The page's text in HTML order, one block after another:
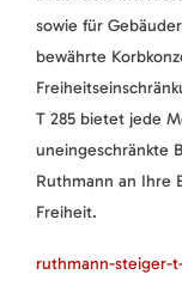
sowie für
bewährte
T 285 bietet jede
uneingeschränkte
Ruthmann an Ihre
Freiheit.
ruthmann-steiger-